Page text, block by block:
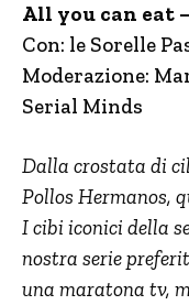
All you can eat
Con: le Sorelle
Moderazione:
Serial Minds
Dalla crostata di
Pollos Hermanos,
I cibi iconici della
nostra serie
una maratona tv,